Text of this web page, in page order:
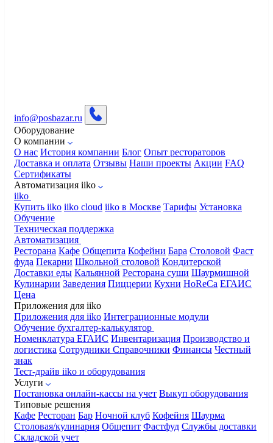
info@posbazar.ru
Оборудование
О компании
О нас История компании Блог Опыт рестораторов
Доставка и оплата Отзывы Наши проекты Акции FAQ
Сертификаты
Автоматизация iiko
iiko
Купить iiko iiko cloud iiko в Москве Тарифы Установка
Обучение
Техническая поддержка
Автоматизация
Ресторана Кафе Общепита Кофейни Бара Столовой Фаст
фуда Пекарни Школьной столовой Кондитерской
Доставки еды Кальянной Ресторана суши Шаурмишной
Кулинарии Заведения Пиццерии Кухни HoReCa ЕГАИС
Цена
Приложения для iiko
Приложения для iiko Интеграционные модули
Обучение бухгалтер-калькулятор
Номенклатура ЕГАИС Инвентаризация Производство и
логистика Сотрудники Справочники Финансы Честный
знак
Тест-драйв iiko и оборудования
Услуги
Постановка онлайн-кассы на учет Выкуп оборудования
Типовые решения
Кафе Ресторан Бар Ночной клуб Кофейня Шаурма
Столовая/кулинария Общепит Фастфуд Службы доставки
Складской учет